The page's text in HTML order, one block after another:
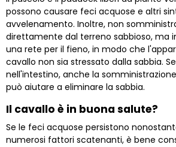
possono causare feci acquose e altri
avvelenamento. Inoltre, non
direttamente dal terreno sabbioso, ma
una rete per il fieno, in modo che
cavallo non sia stressato dalla sabbia.
nell'intestino, anche la
può aiutare a eliminare la sabbia.
Il cavallo è in buona salute?
Se le feci acquose persistono
numerosi fattori scatenanti, è bene